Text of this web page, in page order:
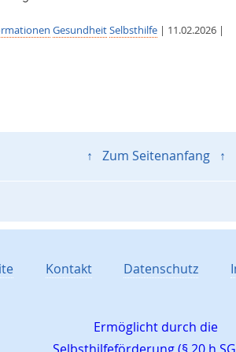
GesundheitSelbsthilfe| 11.02.2026 |
↑ Zum Seitenanfang ↑
Kontakt Datenschutz
Ermöglicht durch die
Selbsthilfeförderung (§ 20 h